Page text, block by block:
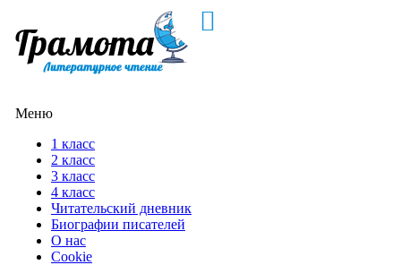
Меню
1 класс
2 класс
3 класс
4 класс
Читательский дневник
Биографии писателей
О нас
Cookie